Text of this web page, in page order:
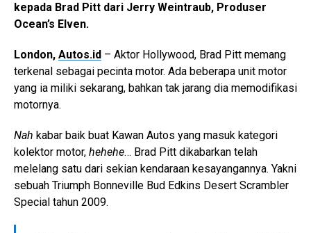
kepada Brad Pitt dari Jerry Weintraub, Produser
Ocean’s Elven.
London, Autos.id – Aktor Hollywood, Brad Pitt memang
terkenal sebagai pecinta motor. Ada beberapa unit motor
yang ia miliki sekarang, bahkan tak jarang dia memodifikasi
motornya.
Nah kabar baik buat Kawan Autos yang masuk kategori
kolektor motor, hehehe… Brad Pitt dikabarkan telah
melelang satu dari sekian kendaraan kesayangannya. Yakni
sebuah Triumph Bonneville Bud Edkins Desert Scrambler
Special tahun 2009.